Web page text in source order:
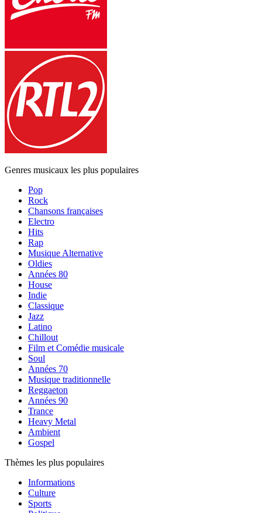
Genres musicaux les plus populaires
Pop
Rock
Chansons françaises
Electro
Hits
Rap
Musique Alternative
Oldies
Années 80
House
Indie
Classique
Jazz
Latino
Chillout
Film et Comédie musicale
Soul
Années 70
Musique traditionnelle
Reggaeton
Années 90
Trance
Heavy Metal
Ambient
Gospel
Thèmes les plus populaires
Informations
Culture
Sports